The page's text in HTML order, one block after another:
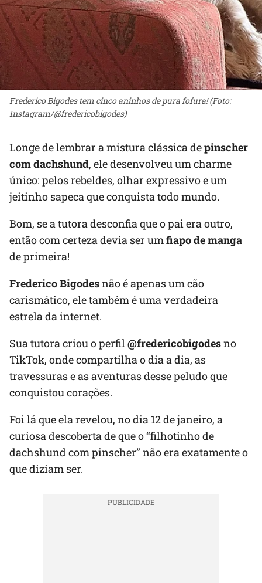
Frederico Bigodes tem cinco aninhos de pura fofura! (Foto:
Instagram/@fredericobigodes)
Longe de lembrar a mistura clássica depinscher
com dachshund, ele desenvolveu um charme
único: pelos rebeldes, olhar expressivo e um
jeitinho sapeca que conquista todo mundo.
Bom, se a tutora desconfia que o pai era outro,
então com certeza devia ser umfiapo de manga
de primeira!
Frederico Bigodesnão é apenas um cão
carismático, ele também é uma verdadeira
estrela da internet.
Sua tutora criou o perfil@fredericobigodesno
TikTok, onde compartilha o dia a dia, as
travessuras e as aventuras desse peludo que
conquistou corações.
Foi lá que ela revelou, no dia 12 de janeiro, a
curiosa descoberta de que o “filhotinho de
dachshund com pinscher” não era exatamente o
que diziam ser.